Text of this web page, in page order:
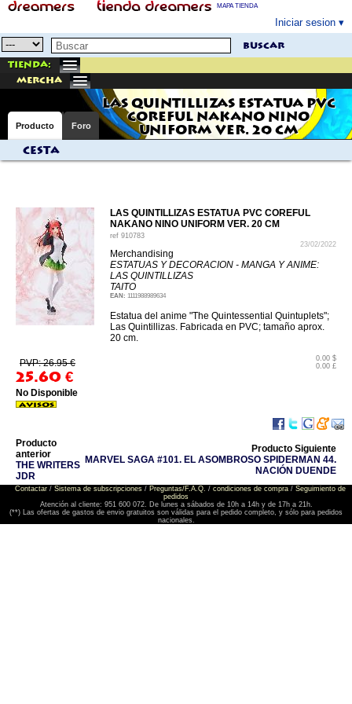
MAPA TIENDA
Iniciar sesion
buscar
Tienda:
mercha
LAS QUINTILLIZAS ESTATUA PVC
COREFUL NAKANO NINO
UNIFORM VER. 20 CM
Producto Foro
Cesta
LAS QUINTILLIZAS ESTATUA PVC COREFUL
NAKANO NINO UNIFORM VER. 20 CM
ref 910783
23/02/2022
Merchandising
ESTATUAS Y DECORACION - MANGA Y ANIME:
LAS QUINTILLIZAS
TAITO
EAN: 1111988989634
Estatua del anime "The Quintessential Quintuplets";
Las Quintillizas. Fabricada en PVC; tamaño aprox.
20 cm.
PVP: 26.95 €
25.60 €
0.00 $
0.00 £
No Disponible
Producto
anterior
THE WRITERS
JDR
Producto Siguiente
MARVEL SAGA #101. EL ASOMBROSO SPIDERMAN 44.
NACIÓN DUENDE
Contactar/ Sistema de subscripciones/ Preguntas/F.A.Q. / condiciones de compra/ Seguimiento de
pedidos
Atención al cliente: 951 600 072. De lunes a sábados de 10h a 14h y de 17h a 21h.
(**) Las ofertas de gastos de envio gratuitos son válidas para el pedido completo, y sólo para pedidos
nacionales.